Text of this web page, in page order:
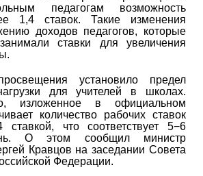
педагогам возможность
1,4 ставок. Такие изменения
доходов педагогов, которые
ставки для увеличения
установило предел
для учителей в школах.
изложенное в официальном
количество рабочих ставок
ставкой, что соответствует 5−6
О этом сообщил министр
Кравцов на заседании Совета
Федерации.